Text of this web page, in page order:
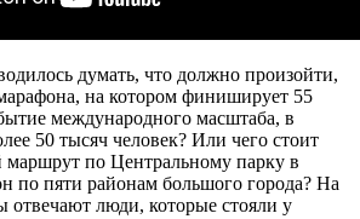
думать, что должно произойти,
на котором финиширует 55
международного масштаба, в
50 тысяч человек? Или чего стоит
маршрут по Центральному парку в
по пяти районам большого города? На
отвечают люди, которые стояли у